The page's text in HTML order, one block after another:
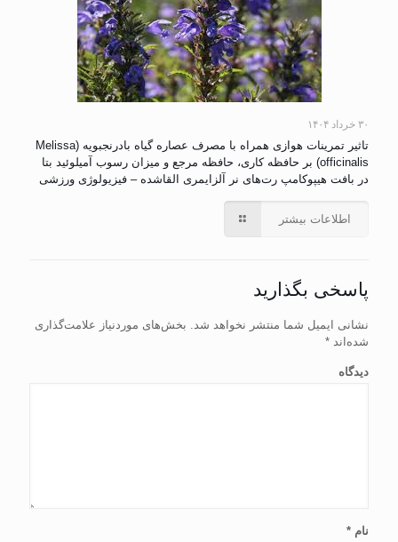
۳۰ خرداد ۱۴۰۴
تاثیر تمرینات هوازی همراه با مصرف عصاره گیاه بادرنجبویه (Melissa
officinalis) بر حافظه کاری، حافظه مرجع و میزان رسوب آمیلوئید بتا
در بافت هیپوکامپ رت‌های نر آلزایمری القاشده – فیزیولوژی ورزشی
اطلاعات بیشتر
پاسخی بگذارید
نشانی ایمیل شما منتشر نخواهد شد. بخش‌های موردنیاز علامت‌گذاری
شده‌اند *
دیدگاه
نام *